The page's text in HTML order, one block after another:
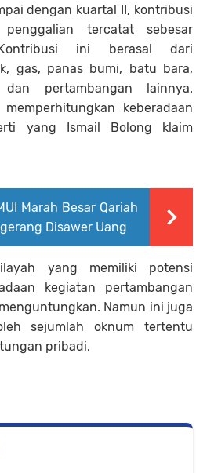
dengan kuartal II, kontribusi
tercatat sebesar
ini berasal dari
gas, panas bumi, batu bara,
pertambangan lainnya.
keberadaan
yang Ismail Bolong klaim
Marah Besar Qariah
Disawer Uang
yang memiliki potensi
kegiatan pertambangan
Namun ini juga
sejumlah oknum tertentu
pribadi.